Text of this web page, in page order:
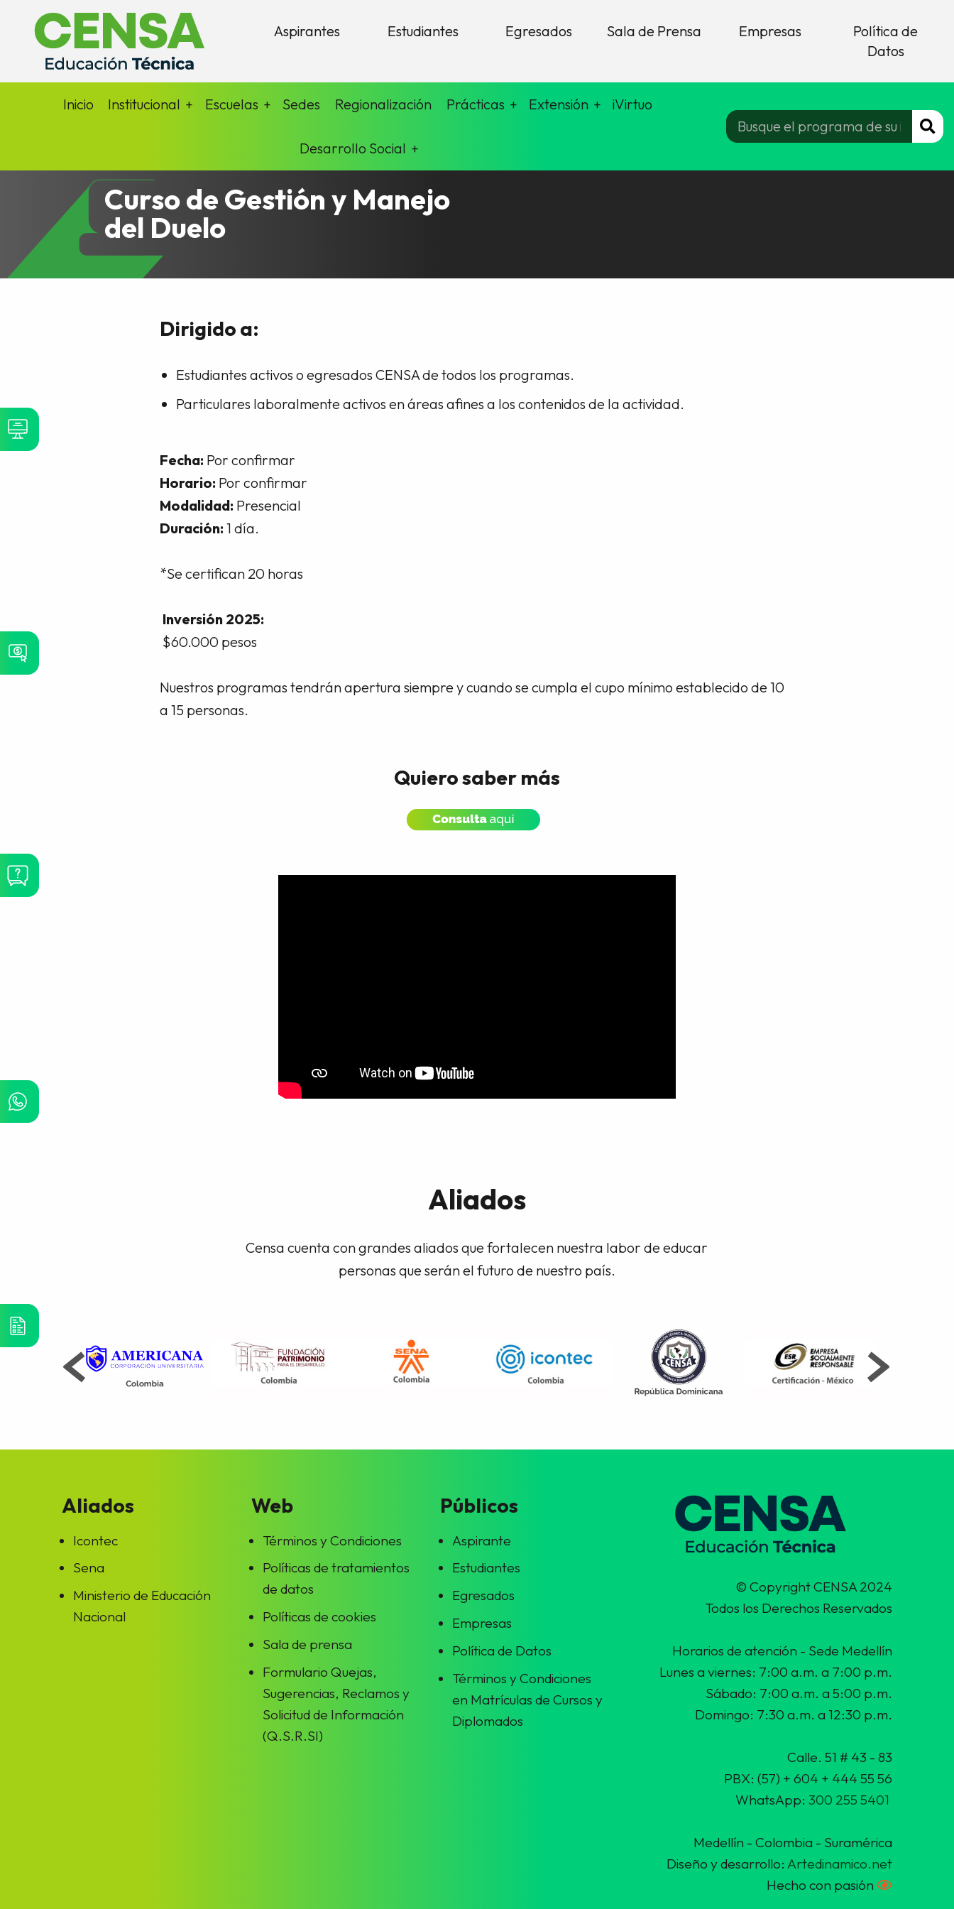
Aspirantes Estudiantes Egresados Sala de Prensa Empresas
Política de
Datos
Inicio Institucional Escuelas Sedes Regionalización Prácticas Extensión iVirtuo
Desarrollo Social
Curso de Gestión y Manejo
del Duelo
Dirigido a:
Estudiantes activos o egresados CENSA de todos los programas.
Particulares laboralmente activos en áreas afines a los contenidos de la actividad.
Fecha: Por confirmar
Horario: Por confirmar
Modalidad: Presencial
Duración: 1 día.
*Se certifican 20 horas
Inversión 2025:
$60.000 pesos
Nuestros programas tendrán apertura siempre y cuando se cumpla el cupo mínimo establecido de 10
a 15 personas.
Quiero saber más
Aliados
Censa cuenta con grandes aliados que fortalecen nuestra labor de educar
personas que serán el futuro de nuestro país.
Aliados
Icontec
Sena
Ministerio de Educación
Nacional
Web
Términos y Condiciones
Políticas de tratamientos
de datos
Políticas de cookies
Sala de prensa
Formulario Quejas,
Sugerencias, Reclamos y
Solicitud de Información
(Q.S.R.SI)
Públicos
Aspirante
Estudiantes
Egresados
Empresas
Política de Datos
Términos y Condiciones
en Matrículas de Cursos y
Diplomados
© Copyright CENSA 2024
Todos los Derechos Reservados
Horarios de atención - Sede Medellín
Lunes a viernes: 7:00 a.m. a 7:00 p.m.
Sábado: 7:00 a.m. a 5:00 p.m.
Domingo: 7:30 a.m. a 12:30 p.m.
Calle. 51 # 43 - 83
PBX: (57) + 604 + 444 55 56
WhatsApp: 300 255 5401
Medellín - Colombia - Suramérica
Diseño y desarrollo: Artedinamico.net
Hecho con pasión